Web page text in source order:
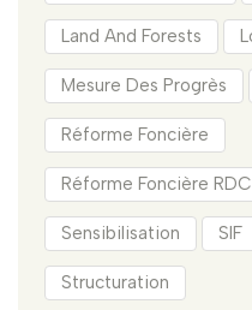
Land And Forests
Mesure Des Progrès
Réforme Foncière
Réforme Foncière
Sensibilisation SIF
Structuration